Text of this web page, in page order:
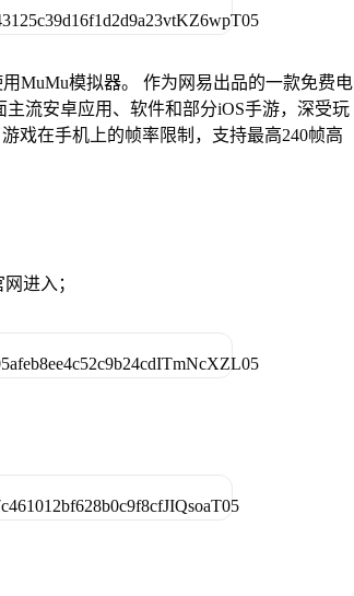
MuMu模拟器。 作为网易出品的一款免费电
流安卓应用、软件和部分iOS手游，深受玩
戏在手机上的帧率限制，支持最高240帧高
进入；